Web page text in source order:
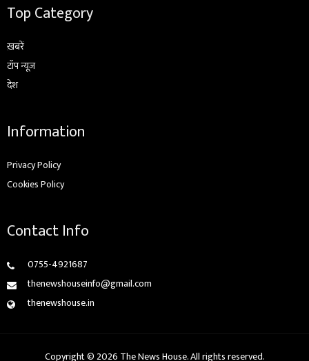
Top Category
ख़बरें
टॉप न्यूज़
देश
Information
Privacy Policy
Cookies Policy
Contact Info
0755-4921687
thenewshouseinfo@gmail.com
thenewshouse.in
Copyright © 2026 The News House. All rights reserved.